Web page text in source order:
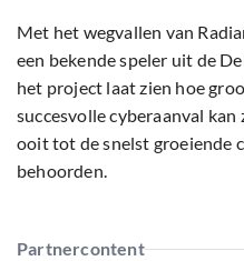
Met het wegvallen van
een bekende speler uit de
het project laat zien hoe
succesvolle cyberaanval
ooit tot de snelst groeiende
behoorden.
Partnercontent